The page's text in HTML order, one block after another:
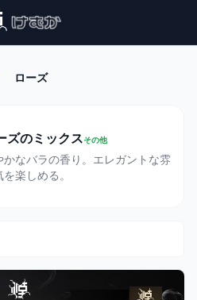
ローズ
ズのミックスその他
かなバラの香り。エレガントな雰
を楽しめる。